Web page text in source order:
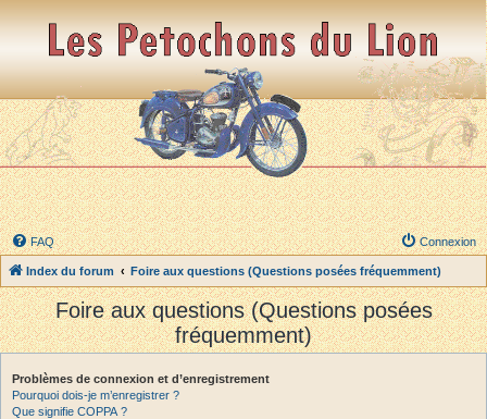
FAQ Connexion
Index du forum Foire aux questions (Questions posées fréquemment)
Foire aux questions (Questions posées
fréquemment)
Problèmes de connexion et d’enregistrement
Pourquoi dois-je m’enregistrer ?
Que signifie COPPA ?